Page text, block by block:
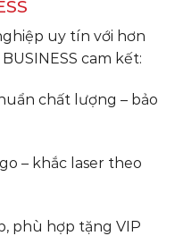
uy tín với hơn
cam kết:
chất lượng – bảo
– khắc laser theo
phù hợp tặng VIP